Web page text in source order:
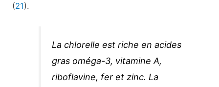
(21).
La chlorelle est riche en acides
gras oméga-3, vitamine A,
riboflavine, fer et zinc. La